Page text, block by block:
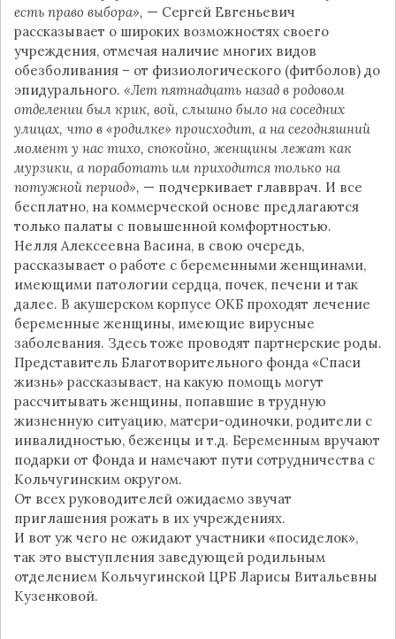
есть право выбора», — Сергей Евгеньевич
рассказывает о широких возможностях своего
учреждения, отмечая наличие многих видов
обезболивания – от физиологического (фитболов) до
эпидурального. «Лет пятнадцать назад в родовом
отделении был крик, вой, слышно было на соседних
улицах, что в «родилке» происходит, а на сегодняшний
момент у нас тихо, спокойно, женщины лежат как
мурзики, а поработать им приходится только на
потужной период», — подчеркивает главврач. И все
бесплатно, на коммерческой основе предлагаются
только палаты с повышенной комфортностью.
Нелля Алексеевна Васина, в свою очередь,
рассказывает о работе с беременными женщинами,
имеющими патологии сердца, почек, печени и так
далее. В акушерском корпусе ОКБ проходят лечение
беременные женщины, имеющие вирусные
заболевания. Здесь тоже проводят партнерские роды.
Представитель Благотворительного фонда «Спаси
жизнь» рассказывает, на какую помощь могут
рассчитывать женщины, попавшие в трудную
жизненную ситуацию, матери-одиночки, родители с
инвалидностью, беженцы и т.д. Беременным вручают
подарки от Фонда и намечают пути сотрудничества с
Кольчугинским округом.
От всех руководителей ожидаемо звучат
приглашения рожать в их учреждениях.
И вот уж чего не ожидают участники «посиделок»,
так это выступления заведующей родильным
отделением Кольчугинской ЦРБ Ларисы Витальевны
Кузенковой.